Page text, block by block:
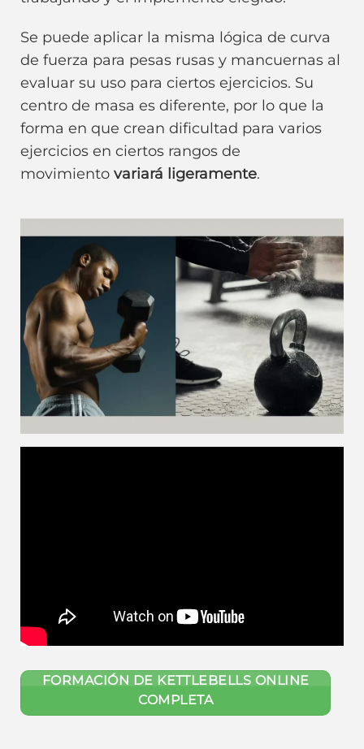
Se puede aplicar la misma lógica de curva
de fuerza para pesas rusas y mancuernas al
evaluar su uso para ciertos ejercicios. Su
centro de masa es diferente, por lo que la
forma en que crean dificultad para varios
ejercicios en ciertos rangos de
movimiento variará ligeramente.
FORMACIÓN DE KETTLEBELLS ONLINE
COMPLETA